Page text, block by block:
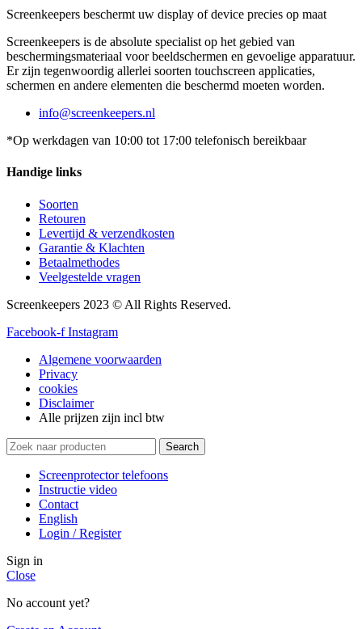
Screenkeepers beschermt uw display of device precies op maat
Screenkeepers is de absolute specialist op het gebied van
beschermingsmateriaal voor beeldschermen en gevoelige apparatuur.
Er zijn tegenwoordig allerlei soorten touchscreen applicaties,
schermen en andere elementen die beschermd moeten worden.
info@screenkeepers.nl
*Op werkdagen van 10:00 tot 17:00 telefonisch bereikbaar
Handige links
Soorten
Retouren
Levertijd & verzendkosten
Garantie & Klachten
Betaalmethodes
Veelgestelde vragen
Screenkeepers 2023 © All Rights Reserved.
Facebook-f Instagram
Algemene voorwaarden
Privacy
cookies
Disclaimer
Alle prijzen zijn incl btw
Search
Screenprotector telefoons
Instructie video
Contact
English
Login / Register
Sign in
Close
No account yet?